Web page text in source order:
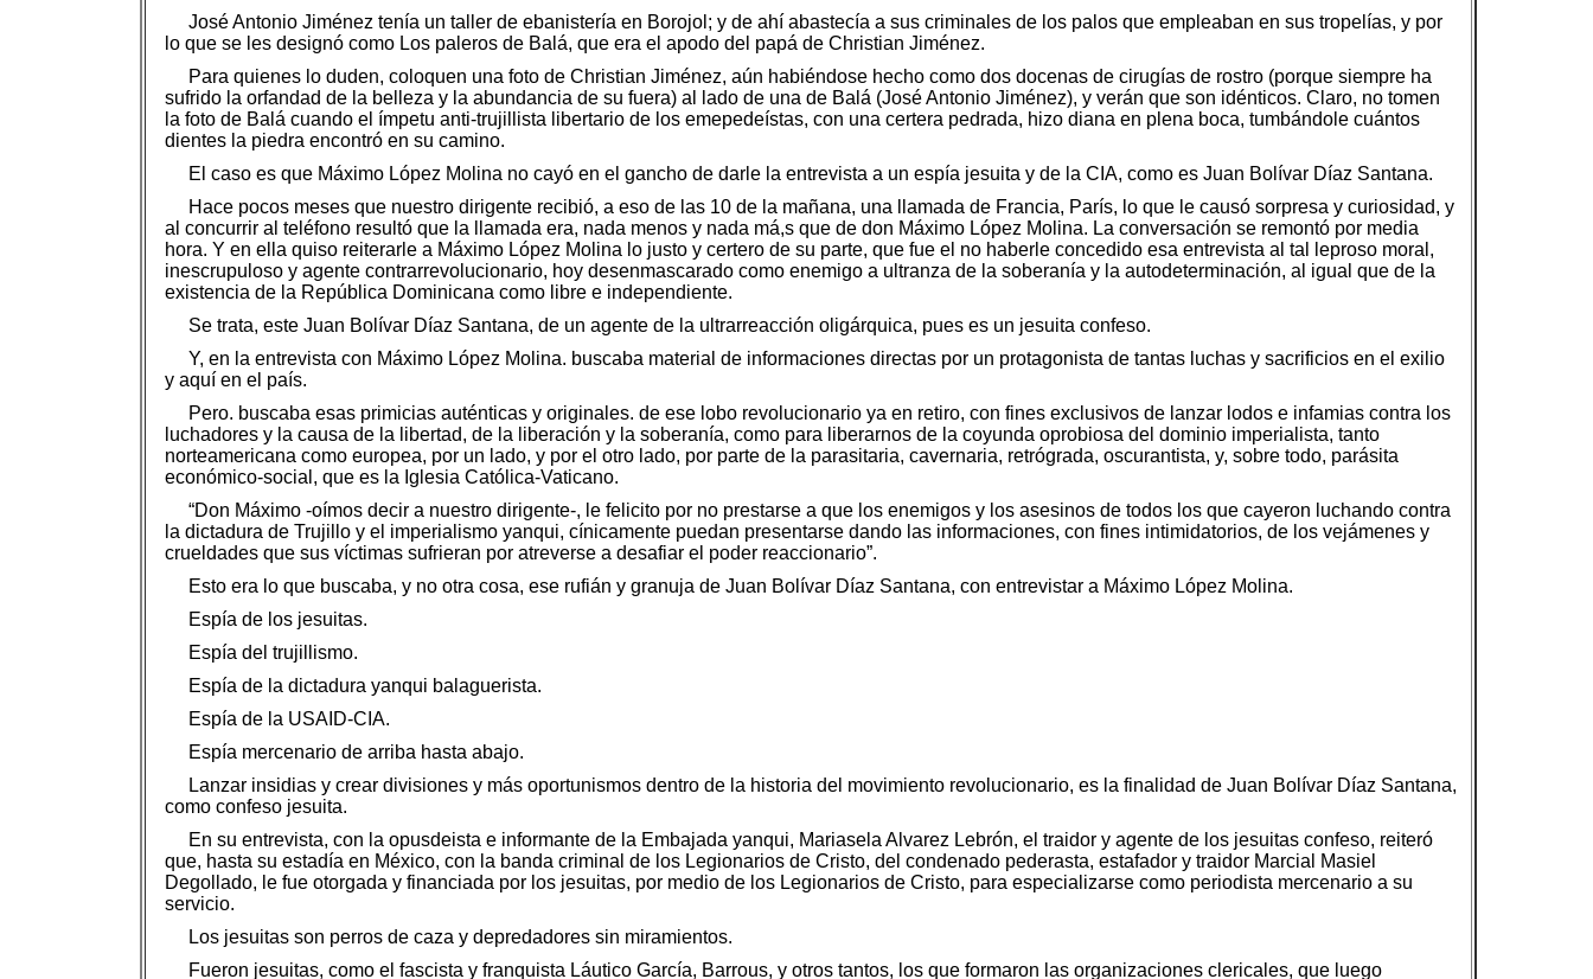
José Antonio Jiménez tenía un taller de ebanistería en Borojol; y de ahí abastecía a sus criminales de los palos que empleaban en sus tropelías, y por
lo que se les designó como Los paleros de Balá, que era el apodo del papá de Christian Jiménez.
Para quienes lo duden, coloquen una foto de Christian Jiménez, aún habiéndose hecho como dos docenas de cirugías de rostro (porque siempre ha
sufrido la orfandad de la belleza y la abundancia de su fuera) al lado de una de Balá (José Antonio Jiménez), y verán que son idénticos. Claro, no tomen
la foto de Balá cuando el ímpetu anti-trujillista libertario de los emepedeístas, con una certera pedrada, hizo diana en plena boca, tumbándole cuántos
dientes la piedra encontró en su camino.
El caso es que Máximo López Molina no cayó en el gancho de darle la entrevista a un espía jesuita y de la CIA, como es Juan Bolívar Díaz Santana.
Hace pocos meses que nuestro dirigente recibió, a eso de las 10 de la mañana, una llamada de Francia, París, lo que le causó sorpresa y curiosidad, y
al concurrir al teléfono resultó que la llamada era, nada menos y nada má,s que de don Máximo López Molina. La conversación se remontó por media
hora. Y en ella quiso reiterarle a Máximo López Molina lo justo y certero de su parte, que fue el no haberle concedido esa entrevista al tal leproso moral,
inescrupuloso y agente contrarrevolucionario, hoy desenmascarado como enemigo a ultranza de la soberanía y la autodeterminación, al igual que de la
existencia de la República Dominicana como libre e independiente.
Se trata, este Juan Bolívar Díaz Santana, de un agente de la ultrarreacción oligárquica, pues es un jesuita confeso.
Y, en la entrevista con Máximo López Molina. buscaba material de informaciones directas por un protagonista de tantas luchas y sacrificios en el exilio
y aquí en el país.
Pero. buscaba esas primicias auténticas y originales. de ese lobo revolucionario ya en retiro, con fines exclusivos de lanzar lodos e infamias contra los
luchadores y la causa de la libertad, de la liberación y la soberanía, como para liberarnos de la coyunda oprobiosa del dominio imperialista, tanto
norteamericana como europea, por un lado, y por el otro lado, por parte de la parasitaria, cavernaria, retrógrada, oscurantista, y, sobre todo, parásita
económico-social, que es la Iglesia Católica-Vaticano.
“Don Máximo -oímos decir a nuestro dirigente-, le felicito por no prestarse a que los enemigos y los asesinos de todos los que cayeron luchando contra
la dictadura de Trujillo y el imperialismo yanqui, cínicamente puedan presentarse dando las informaciones, con fines intimidatorios, de los vejámenes y
crueldades que sus víctimas sufrieran por atreverse a desafiar el poder reaccionario”.
Esto era lo que buscaba, y no otra cosa, ese rufián y granuja de Juan Bolívar Díaz Santana, con entrevistar a Máximo López Molina.
Espía de los jesuitas.
Espía del trujillismo.
Espía de la dictadura yanqui balaguerista.
Espía de la USAID-CIA.
Espía mercenario de arriba hasta abajo.
Lanzar insidias y crear divisiones y más oportunismos dentro de la historia del movimiento revolucionario, es la finalidad de Juan Bolívar Díaz Santana,
como confeso jesuita.
En su entrevista, con la opusdeista e informante de la Embajada yanqui, Mariasela Alvarez Lebrón, el traidor y agente de los jesuitas confeso, reiteró
que, hasta su estadía en México, con la banda criminal de los Legionarios de Cristo, del condenado pederasta, estafador y traidor Marcial Masiel
Degollado, le fue otorgada y financiada por los jesuitas, por medio de los Legionarios de Cristo, para especializarse como periodista mercenario a su
servicio.
Los jesuitas son perros de caza y depredadores sin miramientos.
Fueron jesuitas, como el fascista y franquista Láutico García, Barrous, y otros tantos, los que formaron las organizaciones clericales, que luego